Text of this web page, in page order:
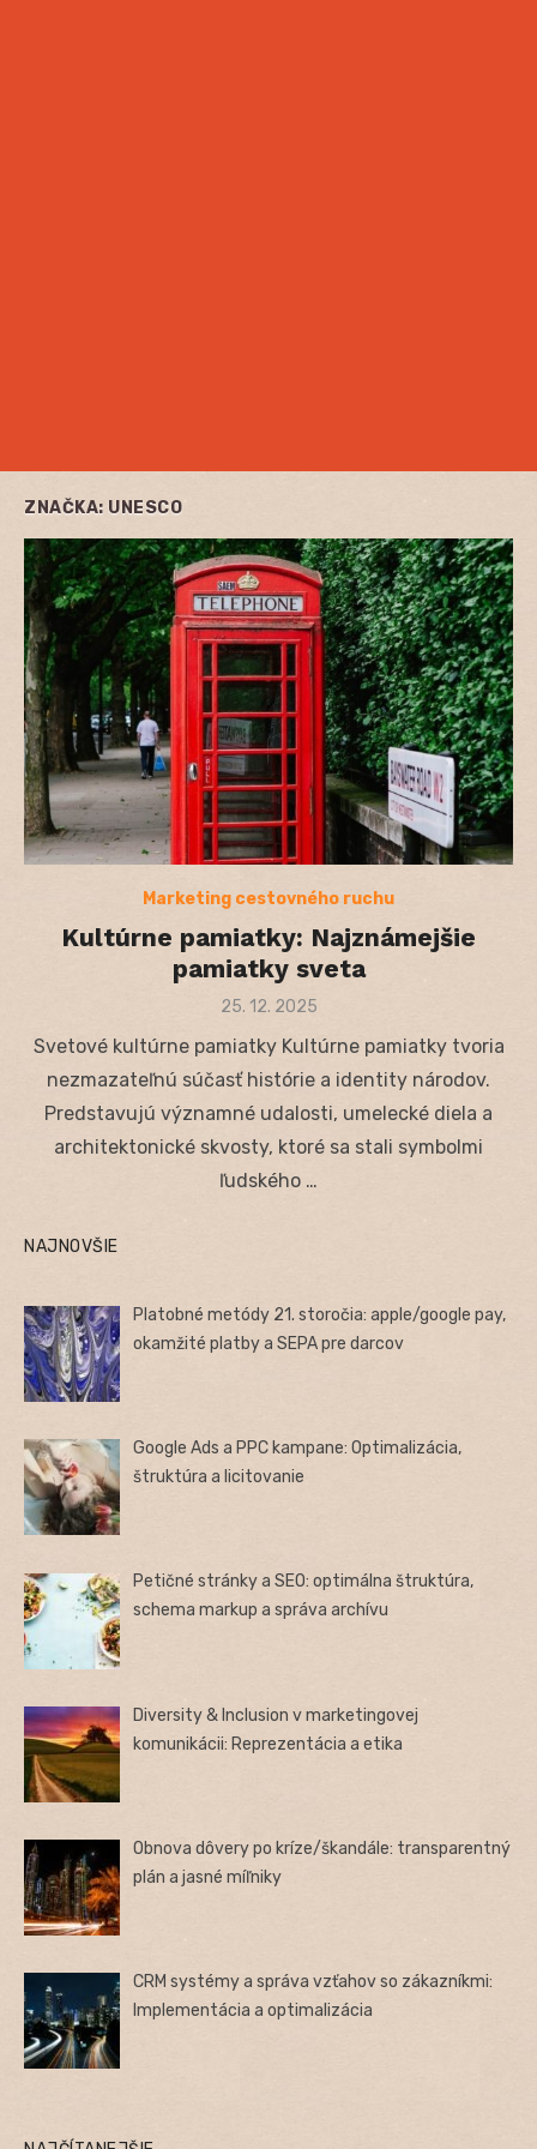
ZNAČKA: UNESCO
Marketing cestovného ruchu
Kultúrne pamiatky: Najznámejšie
pamiatky sveta
Posted
25. 12. 2025
Svetové kultúrne pamiatky Kultúrne pamiatky tvoria
nezmazateľnú súčasť histórie a identity národov.
Predstavujú významné udalosti, umelecké diela a
architektonické skvosty, ktoré sa stali symbolmi
ľudského …
NAJNOVŠIE
Platobné metódy 21. storočia: apple/google pay,
okamžité platby a SEPA pre darcov
Google Ads a PPC kampane: Optimalizácia,
štruktúra a licitovanie
Petičné stránky a SEO: optimálna štruktúra,
schema markup a správa archívu
Diversity & Inclusion v marketingovej
komunikácii: Reprezentácia a etika
Obnova dôvery po kríze/škandále: transparentný
plán a jasné míľniky
CRM systémy a správa vzťahov so zákazníkmi:
Implementácia a optimalizácia